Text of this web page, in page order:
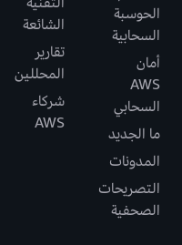
الحوسبة
السحابية
أمان
AWS
السحابي
ما الجديد
المدونات
التصريحات
الصحفية
الشائعة
تقارير
المحللين
شركاء
AWS